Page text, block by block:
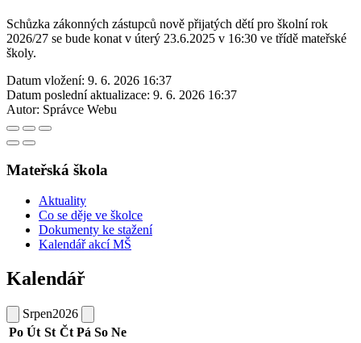
Schůzka zákonných zástupců nově přijatých dětí pro školní rok
2026/27 se bude konat v úterý 23.6.2025 v 16:30 ve třídě mateřské
školy.
Datum vložení: 9. 6. 2026 16:37
Datum poslední aktualizace: 9. 6. 2026 16:37
Autor: Správce Webu
Mateřská škola
Aktuality
Co se děje ve školce
Dokumenty ke stažení
Kalendář akcí MŠ
Kalendář
Srpen2026
Po Út St Čt Pá So Ne